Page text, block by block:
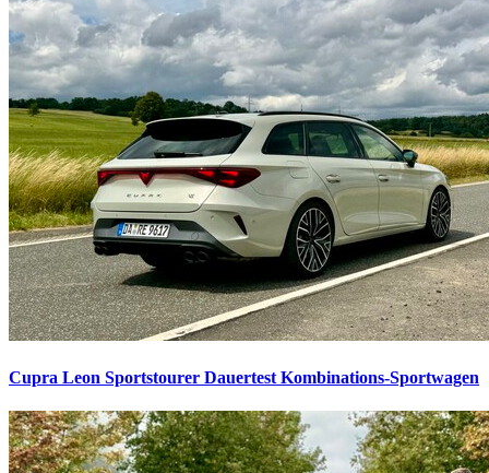
Cupra Leon Sportstourer Dauertest Kombinations-Sportwagen